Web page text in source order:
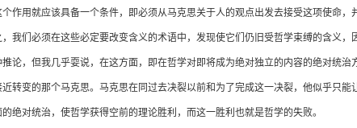
作用就应该具备一个条件，即必须从马克思关于人的观点出发去接受这项使命，
我们必须在这些必定要改变含义的术语中，发现使它们仍旧受哲学束缚的含义，
论，但我几乎耍说，在这方面，即在哲学对即将成为绝对独立的内容的绝对统治
转变的那个马克思。马克思在同过去决裂以前和为了完成这一决裂，他似乎只能
绝对统治，使哲学获得空前的理论胜利，而这一胜利也就是哲学的失败。